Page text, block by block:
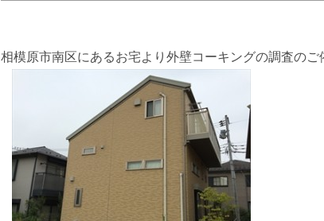
相模原市南区にあるお宅より外壁コーキングの調査のご